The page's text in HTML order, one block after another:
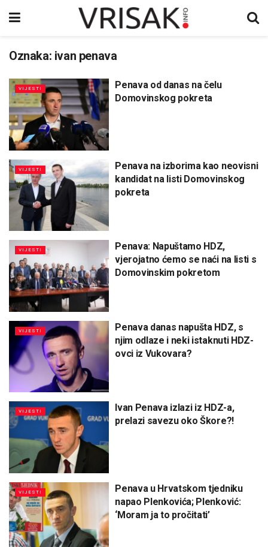
Oznaka: ivan penava
VIJESTI
Penava od danas na čelu
Domovinskog pokreta
VIJESTI
Penava na izborima kao neovisni
kandidat na listi Domovinskog
pokreta
VIJESTI
Penava: Napuštamo HDZ,
vjerojatno ćemo se naći na listi s
Domovinskim pokretom
VIJESTI
Penava danas napušta HDZ, s
njim odlaze i neki istaknuti HDZ-
ovci iz Vukovara?
VIJESTI
Ivan Penava izlazi iz HDZ-a,
prelazi savezu oko Škore?!
VIJESTI
Penava u Hrvatskom tjedniku
napao Plenkovića; Plenković:
‘Moram ja to pročitati’